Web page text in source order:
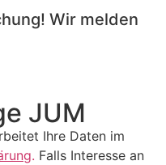
Wir melden
JUM
Ihre Daten im
. Falls Interesse an